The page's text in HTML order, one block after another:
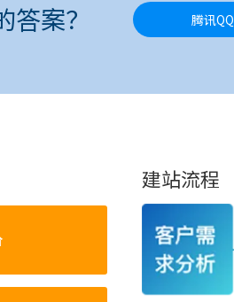
案？ 腾讯QQ
建站流程